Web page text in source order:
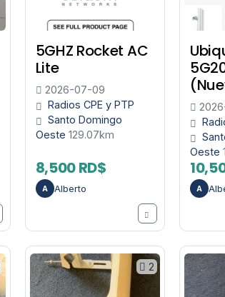
5GHZ Rocket AC
Lite
2026-07-09
Radios CPE y PTP
Santo Domingo
Oeste 129.07km
8,500 RD$
A Alberto
Oeste
A
2